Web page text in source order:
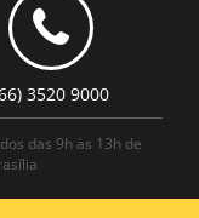
3520 9000
das 9h às 13h de